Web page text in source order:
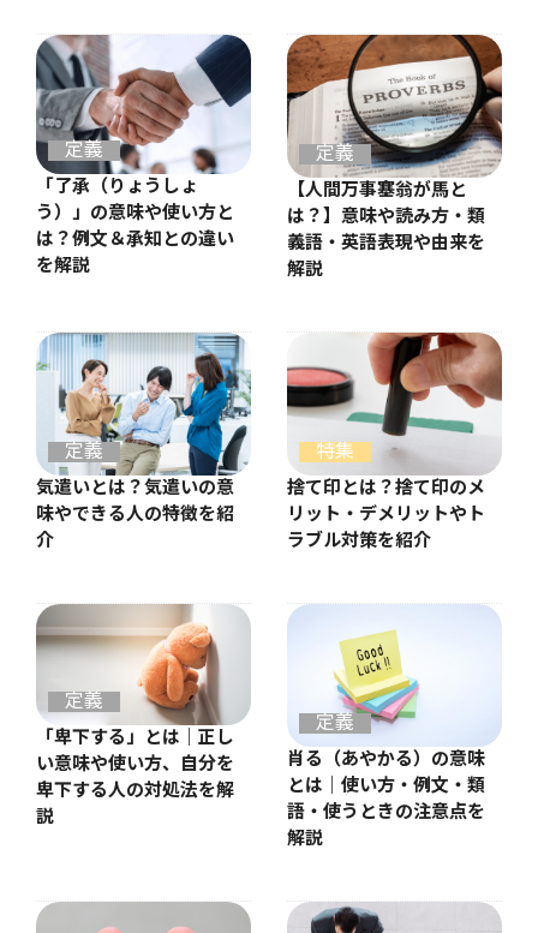
定義
「了承（りょうしょ
う）」の意味や使い方と
は？例文＆承知との違い
を解説
定義
【人間万事塞翁が馬と
は？】意味や読み方・類
義語・英語表現や由来を
解説
定義
気遣いとは？気遣いの意
味やできる人の特徴を紹
介
特集
捨て印とは？捨て印のメ
リット・デメリットやト
ラブル対策を紹介
定義
「卑下する」とは｜正し
い意味や使い方、自分を
卑下する人の対処法を解
説
定義
肖る（あやかる）の意味
とは｜使い方・例文・類
語・使うときの注意点を
解説